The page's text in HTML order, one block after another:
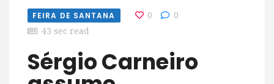
FEIRA DE SANTANA 0
0
43 sec read
Sérgio Carneiro